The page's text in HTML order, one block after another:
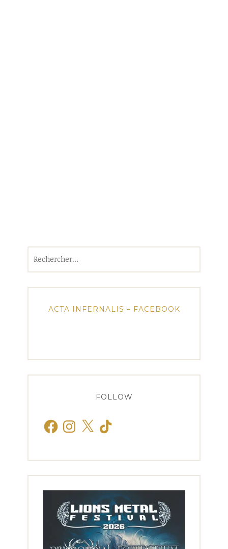
ACTA INFERNALIS – FACEBOOK
FOLLOW
FacebookInstagram
X TikTok